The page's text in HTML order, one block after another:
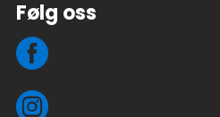
Følg oss